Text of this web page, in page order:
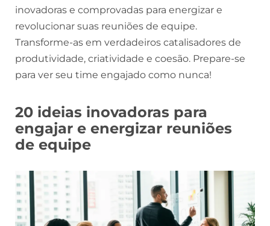
inovadoras e comprovadas para energizar e
revolucionar suas reuniões de equipe.
Transforme-as em verdadeiros catalisadores de
produtividade, criatividade e coesão. Prepare-se
para ver seu time engajado como nunca!
20 ideias inovadoras para
engajar e energizar reuniões
de equipe